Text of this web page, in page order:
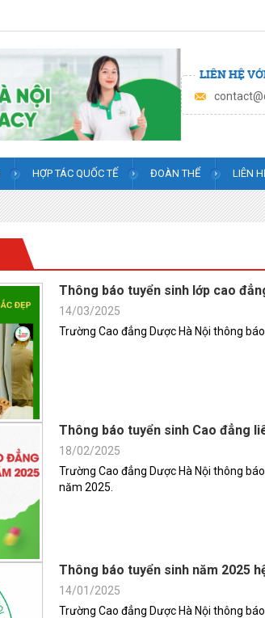
LIÊN HỆ
HỢP TÁC QUỐC TẾ ĐOÀN THỂ LIÊN
Thông báo tuyển sinh lớp cao
14/03/2025
Trường Cao đẳng Dược Hà Nội thông
Thông báo tuyển sinh Cao đẳng
18/02/2025
Trường Cao đẳng Dược Hà Nội thông
năm 2025.
Thông báo tuyển sinh năm 2025
14/01/2025
Trường Cao đẳng Dược Hà Nội thông